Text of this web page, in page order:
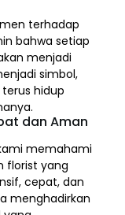
terhadap
bahwa setiap
menjadi
simbol,
hidup
dan Aman
memahami
florist yang
cepat, dan
menghadirkan